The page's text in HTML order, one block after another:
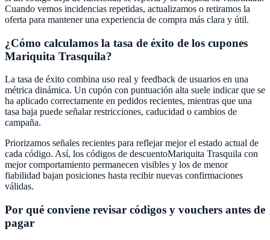
Cuando vemos incidencias repetidas, actualizamos o retiramos la
oferta para mantener una experiencia de compra más clara y útil.
¿Cómo calculamos la tasa de éxito de los cupones
Mariquita Trasquila?
La tasa de éxito combina uso real y feedback de usuarios en una
métrica dinámica. Un cupón con puntuación alta suele indicar que se
ha aplicado correctamente en pedidos recientes, mientras que una
tasa baja puede señalar restricciones, caducidad o cambios de
campaña.
Priorizamos señales recientes para reflejar mejor el estado actual de
cada código. Así, los códigos de descuentoMariquita Trasquila con
mejor comportamiento permanecen visibles y los de menor
fiabilidad bajan posiciones hasta recibir nuevas confirmaciones
válidas.
Por qué conviene revisar códigos y vouchers antes de
pagar